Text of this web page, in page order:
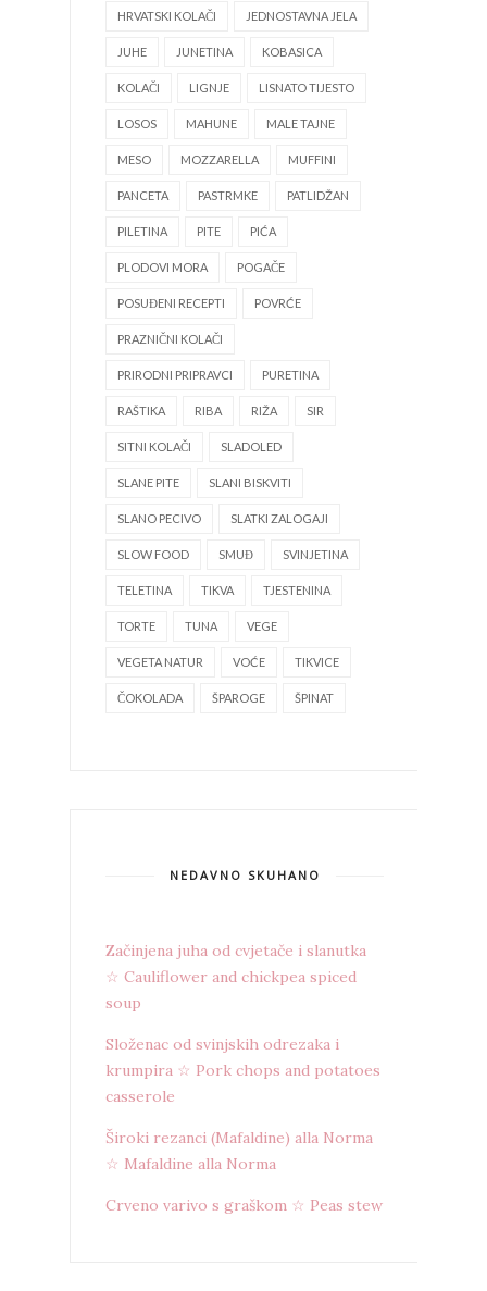
HRVATSKI KOLAČI JEDNOSTAVNA JELA
JUHE JUNETINA KOBASICA
KOLAČI LIGNJE LISNATO TIJESTO
LOSOS MAHUNE MALE TAJNE
MESO MOZZARELLA MUFFINI
PANCETA PASTRMKE PATLIDŽAN
PILETINA PITE PIĆA
PLODOVI MORA POGAČE
POSUĐENI RECEPTI POVRĆE
PRAZNIČNI KOLAČI
PRIRODNI PRIPRAVCI PURETINA
RAŠTIKA RIBA RIŽA SIR
SITNI KOLAČI SLADOLED
SLANE PITE SLANI BISKVITI
SLANO PECIVO SLATKI ZALOGAJI
SLOW FOOD SMUĐ SVINJETINA
TELETINA TIKVA TJESTENINA
TORTE TUNA VEGE
VEGETA NATUR VOĆE TIKVICE
ČOKOLADA ŠPAROGE ŠPINAT
NEDAVNO SKUHANO
Začinjena juha od cvjetače i slanutka
☆ Cauliflower and chickpea spiced
soup
Složenac od svinjskih odrezaka i
krumpira ☆ Pork chops and potatoes
casserole
Široki rezanci (Mafaldine) alla Norma
☆ Mafaldine alla Norma
Crveno varivo s graškom ☆ Peas stew